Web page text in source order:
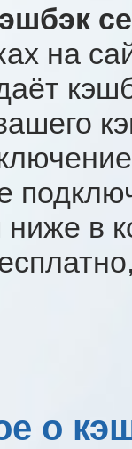
на
ниже в
о